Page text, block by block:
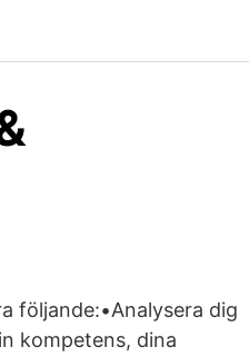
följande:•Analysera dig
kompetens, dina